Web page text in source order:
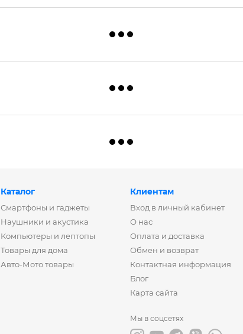
Каталог
Смартфоны и гаджеты
Наушники и акустика
Компьютеры и лептопы
Товары для дома
Авто-Мото товары
Клиентам
Вход в личный кабинет
О нас
Оплата и доставка
Обмен и возврат
Контактная информация
Блог
Карта сайта
Мы в соцсетях